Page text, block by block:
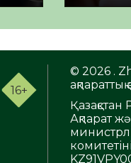
16+
© 2026 .
ақпараттық
Ақпарат